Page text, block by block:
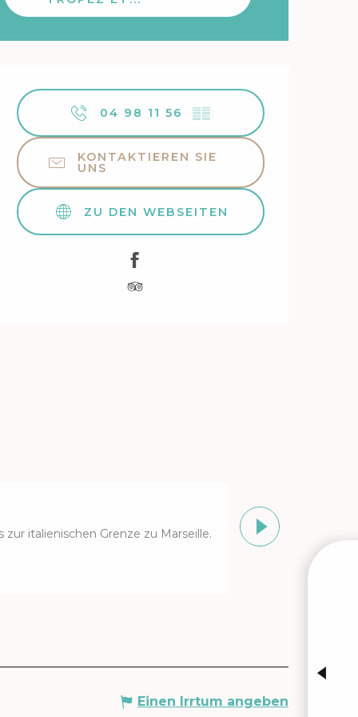
Öffnungszeiten &
04 98 11 56 ▒▒
KONTAKTIEREN SIE
UNS
ZU DEN WEBSEITEN
italienischen Grenze zu Marseille.
Randonnée
Gassin
Einen Irrtum angeben